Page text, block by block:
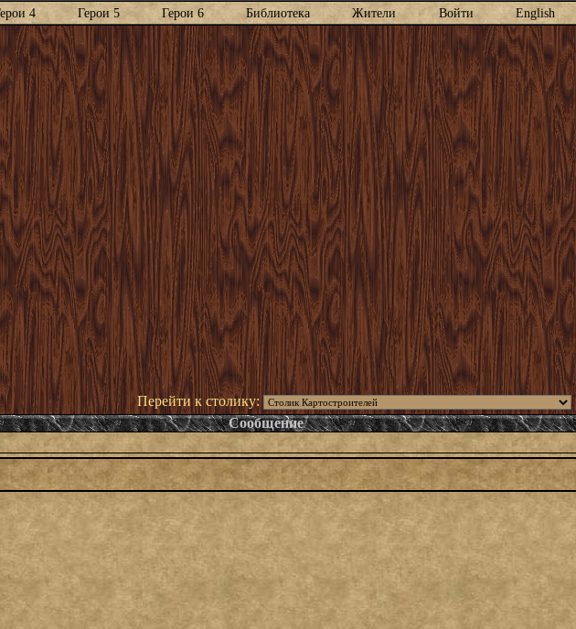
4 Герои 5 Герои 6 Библиотека Жители Войти English
Перейти к столику:
Сообщение